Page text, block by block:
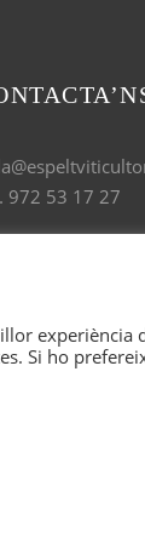
972 53 17 27
experiència
Si ho